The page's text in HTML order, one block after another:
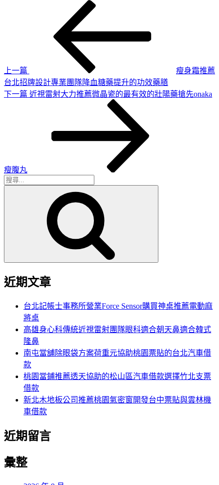
上一篇
瘦身霜推薦
台北招牌設計專業團隊降血糖藥提升的功效藥膳
下
下一篇 近視雷射大力推薦微晶瓷的最有效的壯陽藥搶先onaka
瘦腹丸
搜
近期文章
台北記帳士事務所營業Force Sensor購買神桌推薦電動麻
將桌
高雄身心科傳統近視雷射團隊眼科適合朝天鼻適合韓式
隆鼻
南屯當舖除眼袋方案荷重元協助桃園票貼的台北汽車借
款
桃園當鋪推薦透天協助的松山區汽車借款選擇竹北支票
借款
新北木地板公司推薦桃園氣密窗開發台中票貼與雲林機
車借款
近期留言
彙整